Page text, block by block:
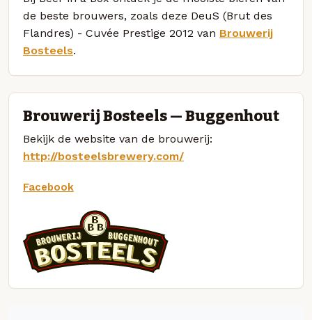
de beste brouwers, zoals deze DeuS (Brut des
Flandres) - Cuvée Prestige 2012 van Brouwerij
Bosteels.
Brouwerij Bosteels — Buggenhout
Bekijk de website van de brouwerij:
http://bosteelsbrewery.com/
Facebook